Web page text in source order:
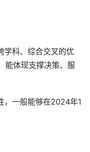
学科、综合交叉的优
能体现支撑决策、服
，一般能够在2024年1